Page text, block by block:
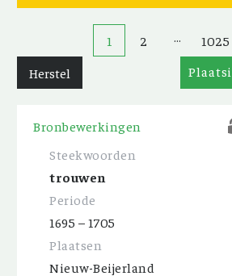
Herstel
1 2 … 1025
Bronbewerkingen
Steekwoorden
trouwen
Periode
1695 – 1705
Plaatsen
Nieuw-Beijerland